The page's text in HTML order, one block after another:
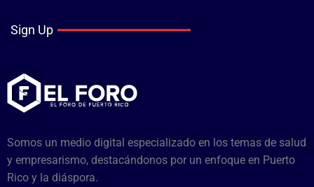
Sign Up
Somos un medio digital especializado en los temas de salud
y empresarismo, destacándonos por un enfoque en Puerto
Rico y la diáspora.